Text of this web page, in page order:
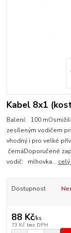
Kabel 8x1
Balení: 100
zesíleným vodičem
vhodný i pro velké
černáDoporučené
vodič: mlhovka...
Dostupnost
88 Kč/ks
73 Kč bez DPH